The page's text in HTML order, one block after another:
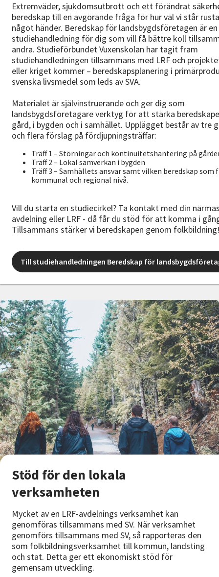
Extremväder, sjukdomsutbrott och ett förändrat
beredskap till en avgörande fråga för hur väl vi står
något händer. Beredskap för landsbygdsföretagen är en
studiehandledning för dig som vill få bättre koll
andra. Studieförbundet Vuxenskolan har tagit fram
studiehandledningen tillsammans med LRF och
eller kriget kommer – beredskapsplanering i
svenska livsmedel som leds av SVA.
Materialet är självinstruerande och ger dig som
landsbygdsföretagare verktyg för att stärka
gård, i bygden och i samhället. Upplägget består av tre
och flera förslag på fördjupningsträffar:
Träff 1 – Störningar och kontinuitetshantering på
Träff 2 – Lokal samverkan i bygden
Träff 3 – Samhällets ansvar samt vilken beredskap som
kommunal och regional nivå.
Vill du starta en studiecirkel? Ta kontakt med din
avdelning eller LRF - då får du stöd för att komma i
Tillsammans stärker vi beredskapen genom
Till studiehandledningen Beredskap för
Stöd för den lokala
verksamheten
Mycket av en LRF-avdelnings verksamhet kan
genomföras tillsammans med SV. När verksamhet
genomförs tillsammans med SV, så rapporteras den
som folkbildningsverksamhet till kommun, landsting
och stat. Detta ger ett ekonomiskt stöd för
gemensam utveckling.